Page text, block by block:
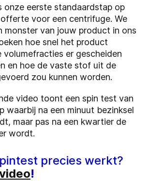
onze eerste standaardstap op
voor een centrifuge. We
monster van jouw product in ons
hoe snel het product
volumefracties er gescheiden
en hoe de vaste stof uit de
zou kunnen worden.
video toont een spin test van
waarbij na een minuut bezinksel
maar pas na een kwartier de
wordt.
precies werkt?
!